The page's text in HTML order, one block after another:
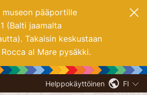
museon pääportille
(Balti jaamalta
Takaisin keskustaan
al Mare pysäkki.
Helppokäyttöinen FI